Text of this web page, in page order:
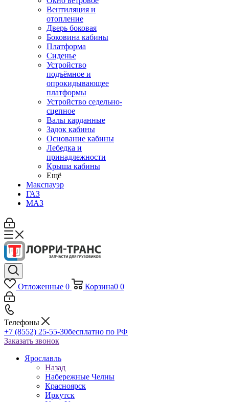
Вентиляция и
отопление
Дверь боковая
Боковина кабины
Платформа
Сиденье
Устройство
подъёмное и
опрокидывающее
платформы
Устройство седельно-
сцепное
Валы карданные
Задок кабины
Основание кабины
Лебедка и
принадлежности
Крыша кабины
Ещё
Макспауэр
ГАЗ
МАЗ
Отложенные 0 Корзина0 0
Телефоны
+7 (8552) 25-55-30бесплатно по РФ
Заказать звонок
Ярославль
Назад
Набережные Челны
Красноярск
Иркутск